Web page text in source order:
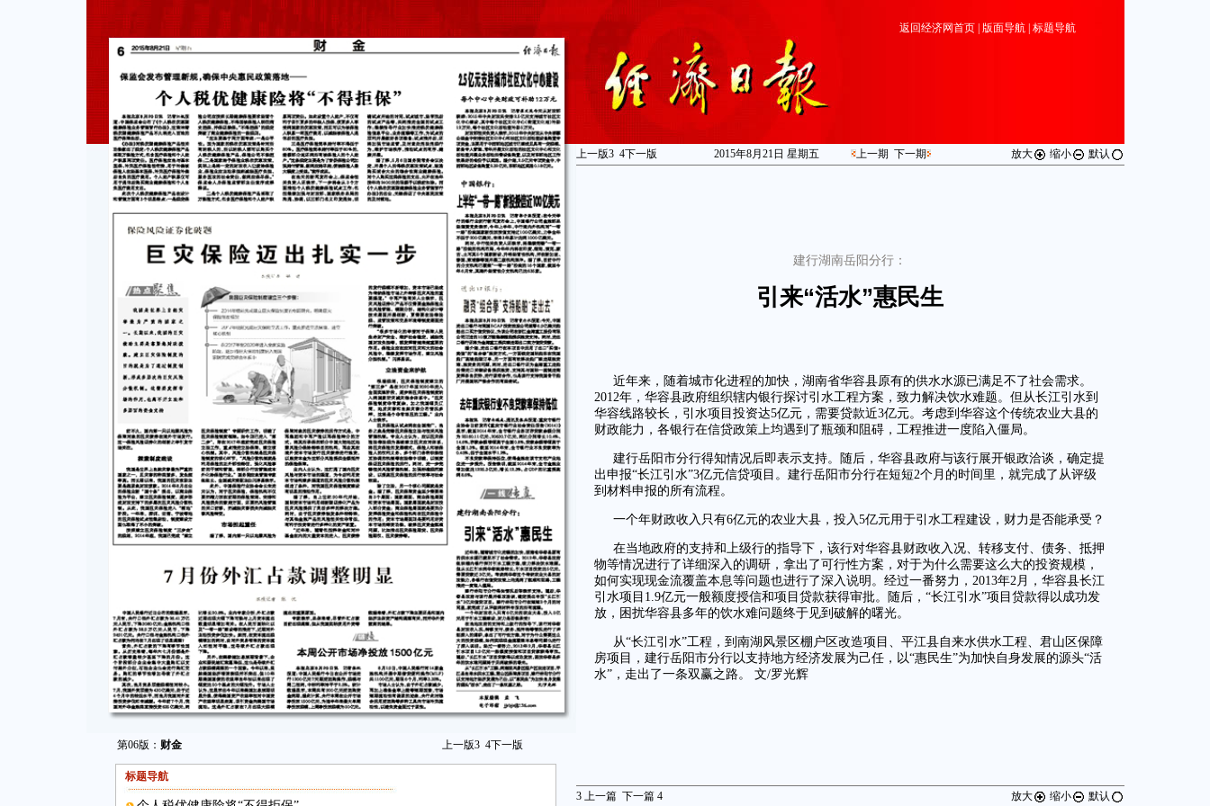
第06版： 财金 上一版3 4下一版
标题导航
返回经济网首页| 版面导航| 标题导航
上一版3 4下一版 2015年8月21日 星期五 上一期 下一期 放大 缩小 默认
建行湖南岳阳分行：
引来“活水”惠民生
近年来，随着城市化进程的加快，湖南省华容县原有的供水水源已满足不了社会需求。
2012年，华容县政府组织辖内银行探讨引水工程方案，致力解决饮水难题。但从长江引水到
华容线路较长，引水项目投资达5亿元，需要贷款近3亿元。考虑到华容这个传统农业大县的
财政能力，各银行在信贷政策上均遇到了瓶颈和阻碍，工程推进一度陷入僵局。
建行岳阳市分行得知情况后即表示支持。随后，华容县政府与该行展开银政洽谈，确定提
出申报“长江引水”3亿元信贷项目。建行岳阳市分行在短短2个月的时间里，就完成了从评级
到材料申报的所有流程。
一个年财政收入只有6亿元的农业大县，投入5亿元用于引水工程建设，财力是否能承受？
在当地政府的支持和上级行的指导下，该行对华容县财政收入况、转移支付、债务、抵押
物等情况进行了详细深入的调研，拿出了可行性方案，对于为什么需要这么大的投资规模，
如何实现现金流覆盖本息等问题也进行了深入说明。经过一番努力，2013年2月，华容县长江
引水项目1.9亿元一般额度授信和项目贷款获得审批。随后，“长江引水”项目贷款得以成功发
放，困扰华容县多年的饮水难问题终于见到破解的曙光。
从“长江引水”工程，到南湖风景区棚户区改造项目、平江县自来水供水工程、君山区保障
房项目，建行岳阳市分行以支持地方经济发展为己任，以“惠民生”为加快自身发展的源头“活
水”，走出了一条双赢之路。 文/罗光辉
3上一篇 下一篇 4 放大 缩小 默认